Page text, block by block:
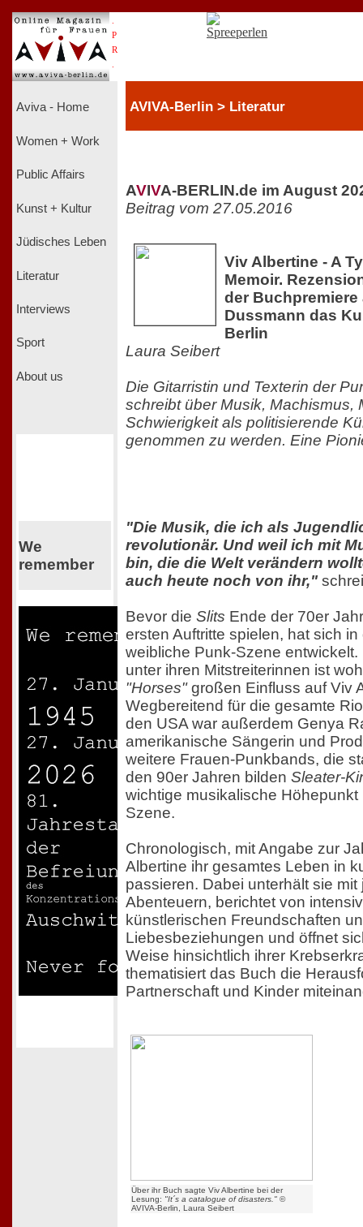
P
R
Aviva - Home
Women + Work
Public Affairs
Kunst + Kultur
Jüdisches Leben
Literatur
Interviews
Sport
About us
We
remember
AVIVA-Berlin > Literatur
AVIVA-BERLIN.de im August
Beitrag vom 27.05.2016
Viv Albertine - A
Memoir.
der Buchpremiere
Dussmann das
Berlin
Laura Seibert
Die Gitarristin und Texterin der
schreibt über Musik, Machismus,
Schwierigkeit als politisierende
genommen zu werden. Eine
"Die Musik, die ich als
revolutionär. Und weil ich mit
bin, die die Welt verändern
auch heute noch von ihr,"
Bevor die Slits Ende der 70er
ersten Auftritte spielen, hat sich
weibliche Punk-Szene
unter ihren Mitstreiterinnen ist
"Horses"großen Einfluss auf Viv
Wegbereitend für die gesamte
den USA war außerdem Genya
amerikanische Sängerin und
weitere Frauen-Punkbands, die
den 90er Jahren bilden Sleater-
wichtige musikalische Höhepunkt
Szene.
Chronologisch, mit Angabe zur
Albertine ihr gesamtes Leben in
passieren. Dabei unterhält sie
Abenteuern, berichtet von
künstlerischen Freundschaften
Liebesbeziehungen und öffnet
Weise hinsichtlich ihrer
thematisiert das Buch die
Partnerschaft und Kinder
Über ihr Buch sagte Viv Albertine bei der
Lesung: "It´s a catalogue of disasters." ©
AVIVA-Berlin, Laura Seibert